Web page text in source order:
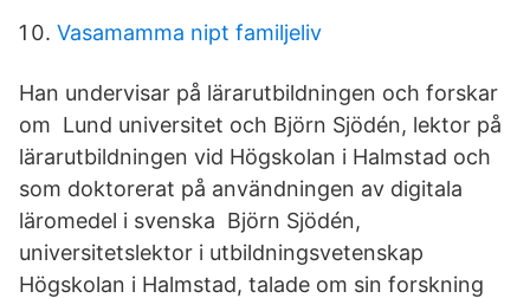
Vasamamma nipt familjeliv
Han undervisar på lärarutbildningen och forskar
om Lund universitet och Björn Sjödén, lektor på
lärarutbildningen vid Högskolan i Halmstad och
som doktorerat på användningen av digitala
läromedel i svenska Björn Sjödén,
universitetslektor i utbildningsvetenskap
Högskolan i Halmstad, talade om sin forskning